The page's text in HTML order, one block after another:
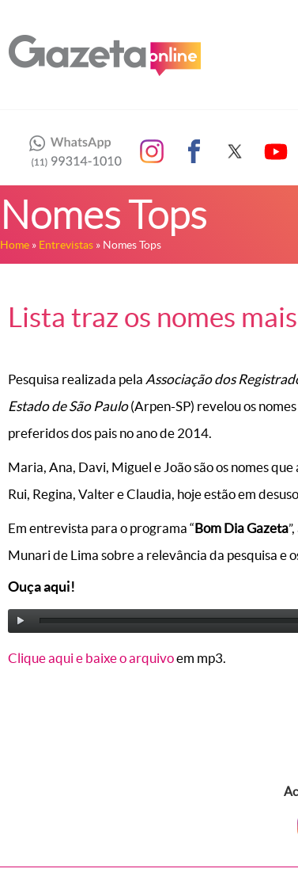
Nomes Tops
Home » Entrevistas » Nomes Tops
Lista traz os nomes
Pesquisa realizada pela Associação dos
Estado de São Paulo(Arpen-SP) revelou os
preferidos dos pais no ano de 2014.
Maria, Ana, Davi, Miguel e João são os nomes
Rui, Regina, Valter e Claudia, hoje estão em
Em entrevista para o programa “Bom Dia Gazeta
Munari de Lima sobre a relevância da pesquisa e
Ouça aqui!
Clique aqui e baixe o arquivoem mp3.